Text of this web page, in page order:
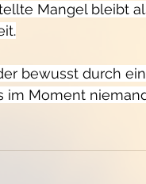
Mangel bleibt
bewusst durch
im Moment